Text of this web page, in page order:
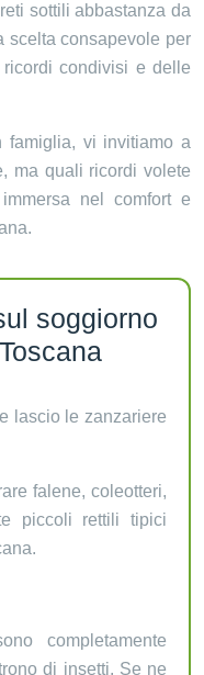
sottili abbastanza da
scelta consapevole per
condivisi e delle
famiglia, vi invitiamo a
ma quali ricordi volete
nel comfort e
soggiorno
lascio le zanzariere
falene, coleotteri,
piccoli rettili tipici
completamente
di insetti. Se ne